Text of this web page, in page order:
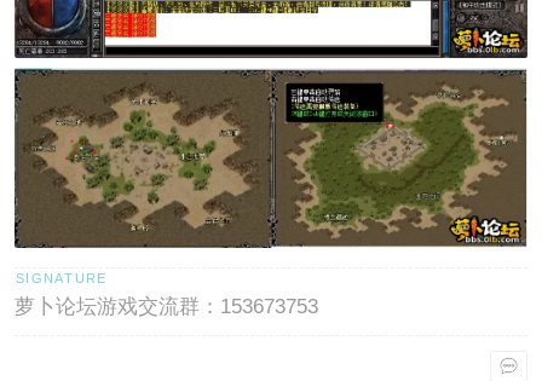
萝卜论坛游戏交流群：153673753